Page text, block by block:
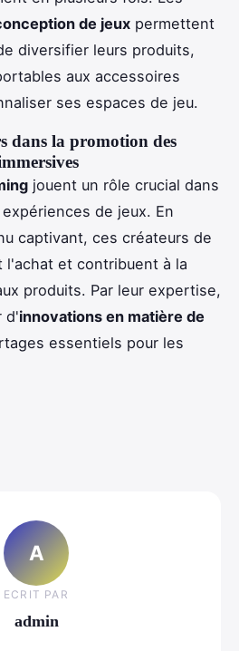
de jeux permettent
diversifier leurs produits,
aux accessoires
ses espaces de jeu.
dans la promotion des
jouent un rôle crucial dans
de jeux. En
captivant, ces créateurs de
et contribuent à la
produits. Par leur expertise,
d'innovations en matière de
essentiels pour les
A
ECRIT PAR
admin